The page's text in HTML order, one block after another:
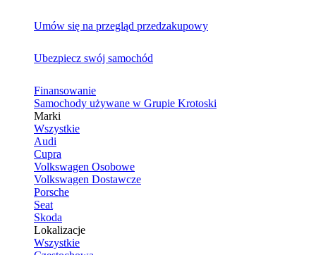
Umów się na przegląd przedzakupowy
Ubezpiecz swój samochód
Finansowanie
Samochody używane w Grupie Krotoski
Marki
Wszystkie
Audi
Cupra
Volkswagen Osobowe
Volkswagen Dostawcze
Porsche
Seat
Skoda
Lokalizacje
Wszystkie